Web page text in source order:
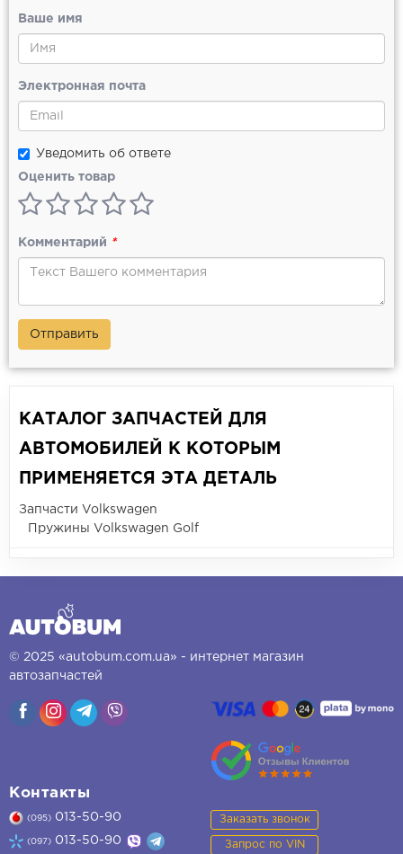
Ваше имя
Электронная почта
Уведомить об ответе
Оценить товар
Комментарий *
Отправить
КАТАЛОГ ЗАПЧАСТЕЙ ДЛЯ
АВТОМОБИЛЕЙ К КОТОРЫМ
ПРИМЕНЯЕТСЯ ЭТА ДЕТАЛЬ
Запчасти Volkswagen
Пружины Volkswagen Golf
© 2025 «autobum.com.ua» - интернет магазин
автозапчастей
Контакты
(095) 013-50-90
(097) 013-50-90
Заказать звонок
Запрос по VIN